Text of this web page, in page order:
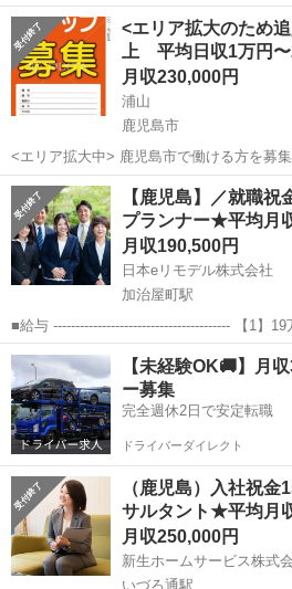
万 ~ 70万円 職種 営業 仕事の特徴 超高収入 交通費支給 昇給・昇格あ
り 仕事内容 //////////// ここがポイント!! ////
鹿児島 鹿児島市 その他 業務
<エリア拡大のため
上 平均日収1万円
月収230,000円
浦山
鹿児島市
<エリア拡大中> 鹿児島市で働ける方を募
問合せください。 ＊最後まで内容をお読み頂き、ご応募頂きますよ
う、宜しくお願い致します。 ◎求人内容 洗濯機の取り付けのお仕事を
してくださる、男性スタッフ...
鹿児島 鹿児島市 その他 給料
【鹿児島】／就職
プランナー★平均月
月収190,500円
日本eリモデル株式会社
加治屋町駅
■給与 ---------------------------------------- 【1】
務地により異なる （固定残業代5万2500円
む。超過時は別...
鹿児島 鹿児島市 加治屋町駅 その
【未経験OK🚚】月
ー募集
完全週休2日で安定転職
ドライバーダイレクト
（鹿児島）入社祝
サルタント★平均月
月収250,000円
新生ホームサービス株式
いづろ通駅